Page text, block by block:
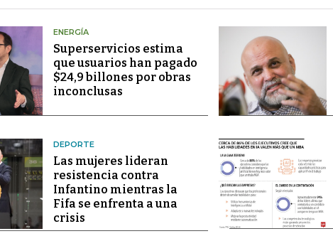
ENERGÍA
Superservicios estima
que usuarios han pagado
$24,9 billones por obras
inconclusas
DEPORTE
Las mujeres lideran
resistencia contra
Infantino mientras la
Fifa se enfrenta a una
crisis